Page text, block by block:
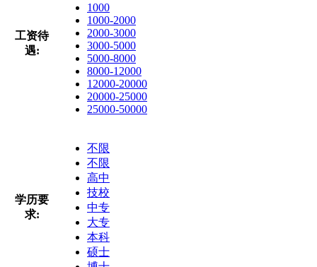
工资待
遇:
1000
1000-2000
2000-3000
3000-5000
5000-8000
8000-12000
12000-20000
20000-25000
25000-50000
学历要
求:
不限
不限
高中
技校
中专
大专
本科
硕士